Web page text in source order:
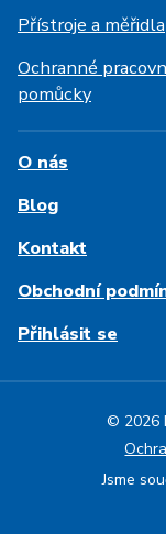
Přístroje a měřidla
Ochranné
pomůcky
O nás
Blog
Kontakt
Obchodní
Přihlásit se
© 2026
Jsme